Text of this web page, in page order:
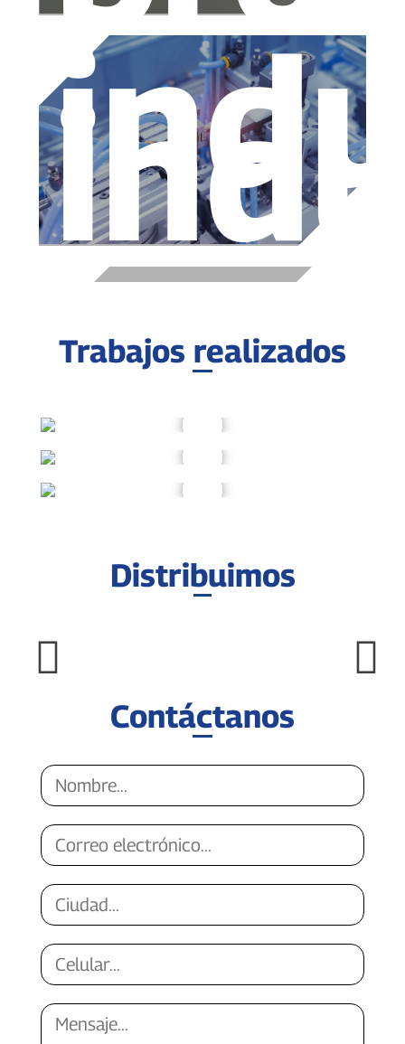
Trabajos realizados
Distribuimos
Contáctanos